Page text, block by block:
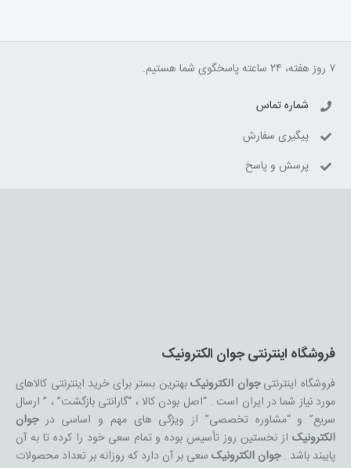
۷ روز هفته، ۲۴ ساعته پاسخگوی شما هستیم.
شماره تماس
پیگیری سفارش
پرسش و پاسخ
پایبند باشد .جوان الکترونیکسعی بر آن دارد که روزانه بر تعداد محصولات
و تنوع آن بیفزاید تا بتواند نیاز همه ی افراد با هر نوع سلیقه را در خرید
محصولات اینترنتی مرتفع کند.
تمامی کالاها و خدمات حسب مورد دارای مجوز های لازم از مراجع مربوطه
می باشند و فعالیتهای این سایت تابع قوانین و مقررات جمهوری اسلامی
ایران می باشد.